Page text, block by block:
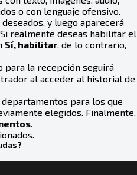
o con lenguaje ofensivo.
y luego aparecerá
realmente deseas habilitar el
Sí, habilitar, de lo contrario,
para la recepción seguirá
al acceder al historial de
para los que
elegidos. Finalmente,
.